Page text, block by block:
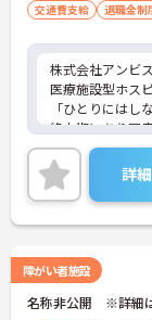
交通費支給
退職金制
株式会社アンビ
医療施設型ホス
「ひとりにはし
終末期にあり医
医療を支える社
す。現場には看
時の対応や医療
者研修や実務者
の生活を支える
連携の体制がし
では、夜勤明け
か、月平均の残
詳
障がい者施設
名称非公開 ※詳細